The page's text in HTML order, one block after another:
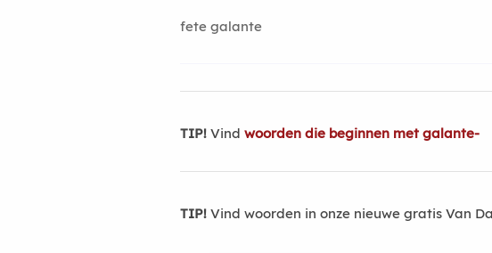
fete galante
TIP! Vind woorden die beginnen met galante-
TIP! Vind woorden in onze nieuwe gratis Van